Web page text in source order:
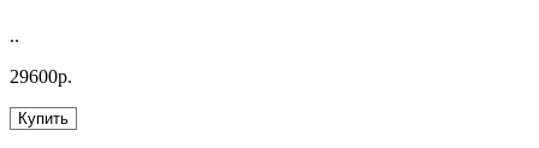
..
29600р.
Купить